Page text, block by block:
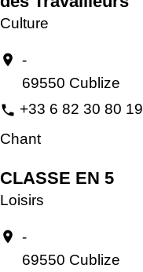
Culture
location_on
-
69550 Cublize
phone +33 6 82 30 80 19
Chant
CLASSE EN 5
Loisirs
location_on
-
69550 Cublize